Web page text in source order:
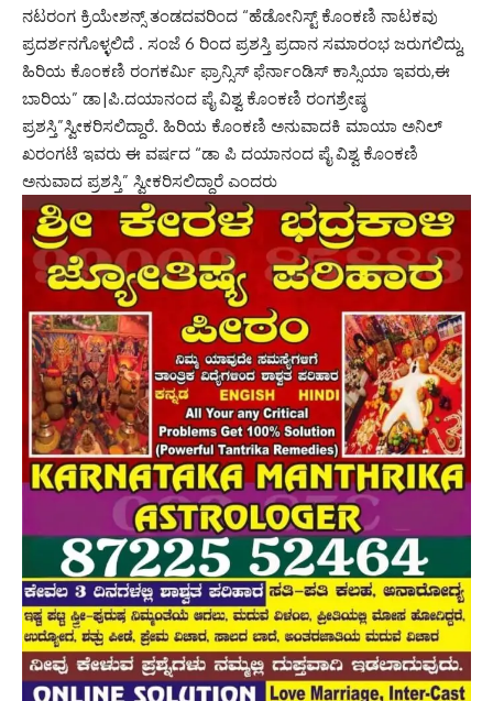
ನಟರಂಗ ಕ್ರಿಯೇಶನ್ಸ್ ತಂಡದವರಿಂದ “ಹೆಡೋನಿಸ್ಟ್ ಕೊಂಕಣಿ ನಾಟಕವು
ಪ್ರದರ್ಶನಗೊಳ್ಳಲಿದೆ . ಸಂಜೆ 6 ರಿಂದ ಪ್ರಶಸ್ತಿ ಪ್ರದಾನ ಸಮಾರಂಭ ಜರುಗಲಿದ್ದು,
ಹಿರಿಯ ಕೊಂಕಣಿ ರಂಗಕರ್ಮಿ ಫ್ರಾನ್ಸಿಸ್ ಫೆರ್ನಾಂಡಿಸ್ ಕಾಸ್ಸಿಯಾ ಇವರು,ಈ
ಬಾರಿಯ” ಡಾ|ಪಿ.ದಯಾನಂದ ಪೈ ವಿಶ್ವ ಕೊಂಕಣಿ ರಂಗಶ್ರೇಷ್ಠ
ಪ್ರಶಸ್ತಿ”ಸ್ವೀಕರಿಸಲಿದ್ದಾರೆ. ಹಿರಿಯ ಕೊಂಕಣಿ ಅನುವಾದಕಿ ಮಾಯಾ ಅನಿಲ್
ಖರಂಗಟೆ ಇವರು ಈ ವರ್ಷದ “ಡಾ ಪಿ ದಯಾನಂದ ಪೈ ವಿಶ್ವ ಕೊಂಕಣಿ
ಅನುವಾದ ಪ್ರಶಸ್ತಿ” ಸ್ವೀಕರಿಸಲಿದ್ದಾರೆ ಎಂದರು